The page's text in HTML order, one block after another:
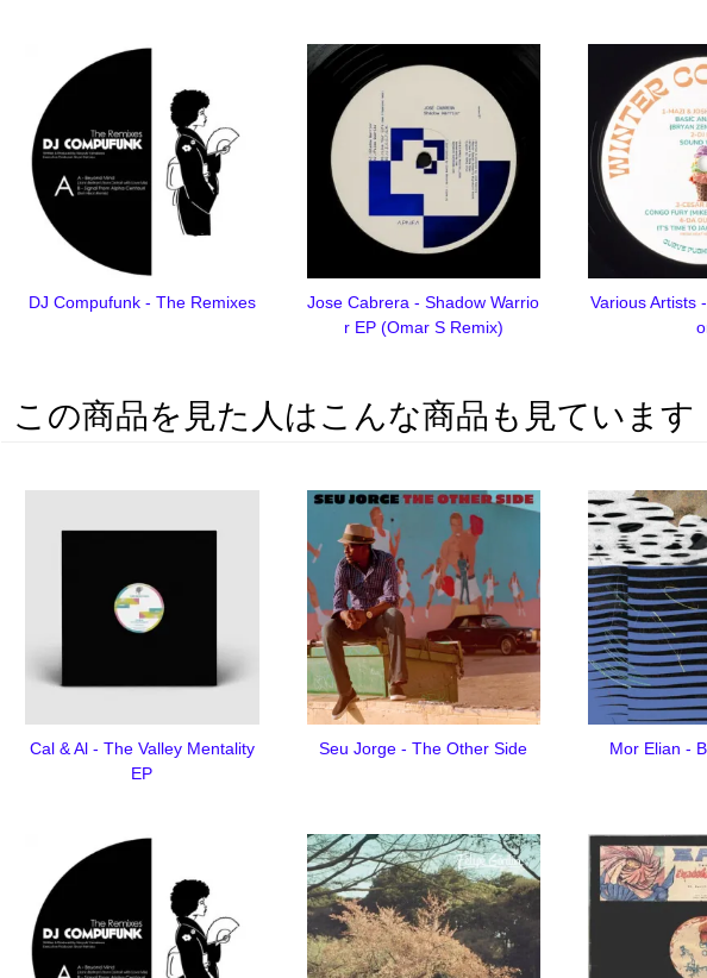
DJ Compufunk - The Remixes
Jose Cabrera - Shadow Warrio
r EP (Omar S Remix)
Various Artists
この商品を見た人はこんな商品も見ています
Cal & Al - The Valley Mentality
EP
Seu Jorge - The Other Side Mor Elian -